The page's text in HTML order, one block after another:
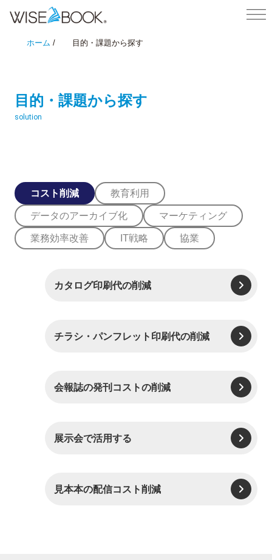
ホーム / 目的・課題から探す
目的・課題から探す
コスト削減 教育利用
データのアーカイブ化 マーケティング
業務効率改善 IT戦略 協業
カタログ印刷代の削減
チラシ・パンフレット印刷代の削減
会報誌の発刊コストの削減
展示会で活用する
見本本の配信コスト削減